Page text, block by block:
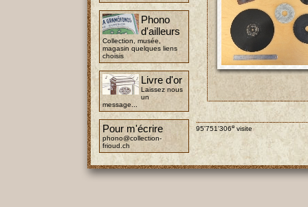
Phono
d'ailleurs
Collection, musée,
magasin quelques liens
choisis
Livre d'or
Laissez nous
un
message...
Pour m'écrire
phono@collection-
frioud.ch
95'751'306evisite